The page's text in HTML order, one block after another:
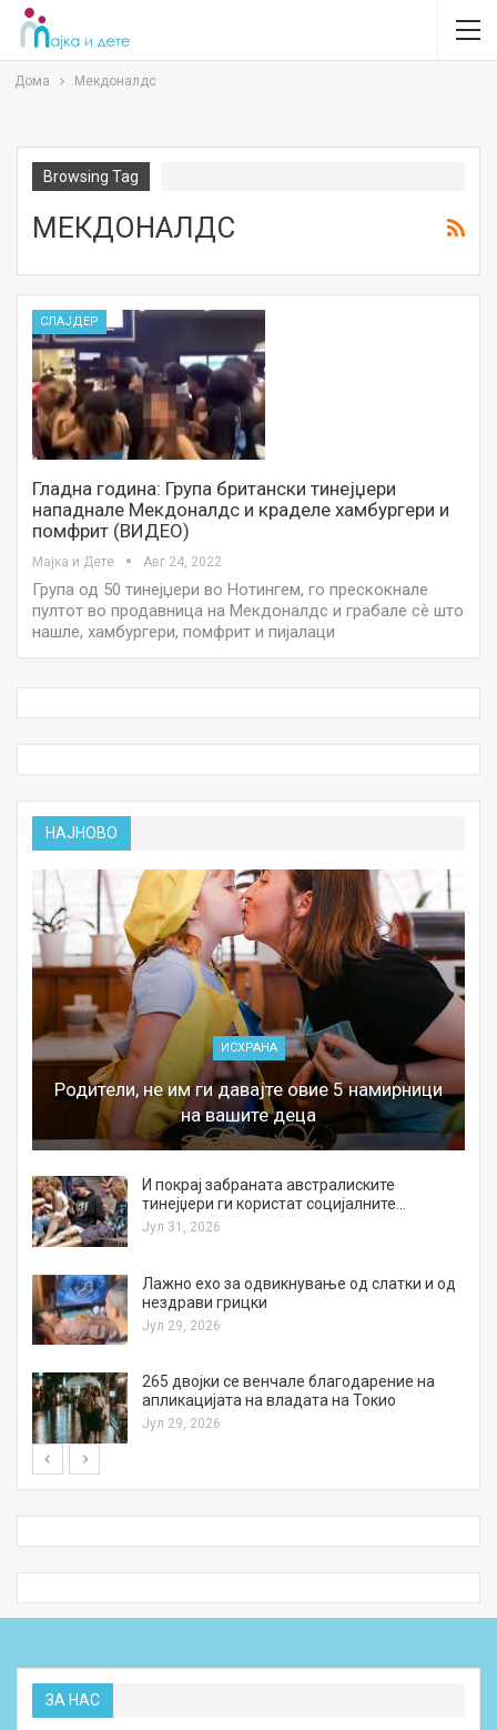
Дома Мекдоналдс
Browsing Tag
МЕКДОНАЛДС
СЛАЈДЕР
Гладна година: Група британски тинејџери
нападнале Мекдоналдс и краделе хамбургери и
помфрит (ВИДЕО)
Мајка и Дете Авг 24, 2022
Група од 50 тинејџери во Нотингем, го прескокнале
пултот во продавница на Мекдоналдс и грабале сѐ што
нашле, хамбургери, помфрит и пијалаци
НАЈНОВО
ИСХРАНА
Родители, не им ги давајте овие 5 намирници
на вашите деца
И покрај забраната австралиските
тинејџери ги користат социјалните…
Јул 31, 2026
Лажно ехо за одвикнување од слатки и од
нездрави грицки
Јул 29, 2026
265 двојки се венчале благодарение на
апликацијата на владата на Токио
Јул 29, 2026
ЗА НАС